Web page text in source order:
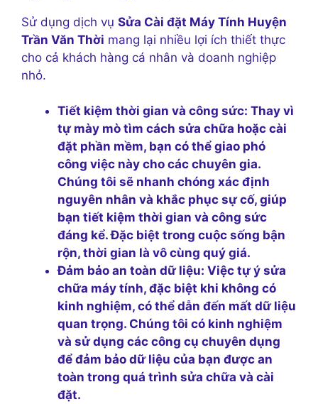
Sử dụng dịch vụ Sửa Cài đặt Máy Tính Huyện
Trần Văn Thời mang lại nhiều lợi ích thiết thực
cho cả khách hàng cá nhân và doanh nghiệp
nhỏ.
Tiết kiệm thời gian và công sức: Thay vì
tự mày mò tìm cách sửa chữa hoặc cài
đặt phần mềm, bạn có thể giao phó
công việc này cho các chuyên gia.
Chúng tôi sẽ nhanh chóng xác định
nguyên nhân và khắc phục sự cố, giúp
bạn tiết kiệm thời gian và công sức
đáng kể. Đặc biệt trong cuộc sống bận
rộn, thời gian là vô cùng quý giá.
Đảm bảo an toàn dữ liệu: Việc tự ý sửa
chữa máy tính, đặc biệt khi không có
kinh nghiệm, có thể dẫn đến mất dữ liệu
quan trọng. Chúng tôi có kinh nghiệm
và sử dụng các công cụ chuyên dụng
để đảm bảo dữ liệu của bạn được an
toàn trong quá trình sửa chữa và cài
đặt.